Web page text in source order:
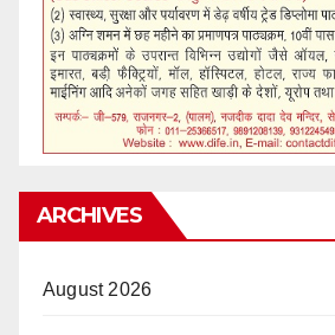
ARCHIVES
August 2026